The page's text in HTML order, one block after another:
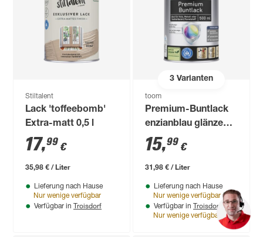
Stiltalent
Lack 'toffeebomb'
Extra-matt 0,5 l
17,99 €
35,98 € / Liter
Lieferung nach Hause
Nur wenige verfügbar
Verfügbar in Troisdorf
3Varianten
toom
Premium-Buntlack
enzianblau glänzend
500 ml
15,99 €
31,98 € / Liter
Lieferung nach Hause
Nur wenige verfügbar
Verfügbar in Troisdorf
Nur wenige verfügbar